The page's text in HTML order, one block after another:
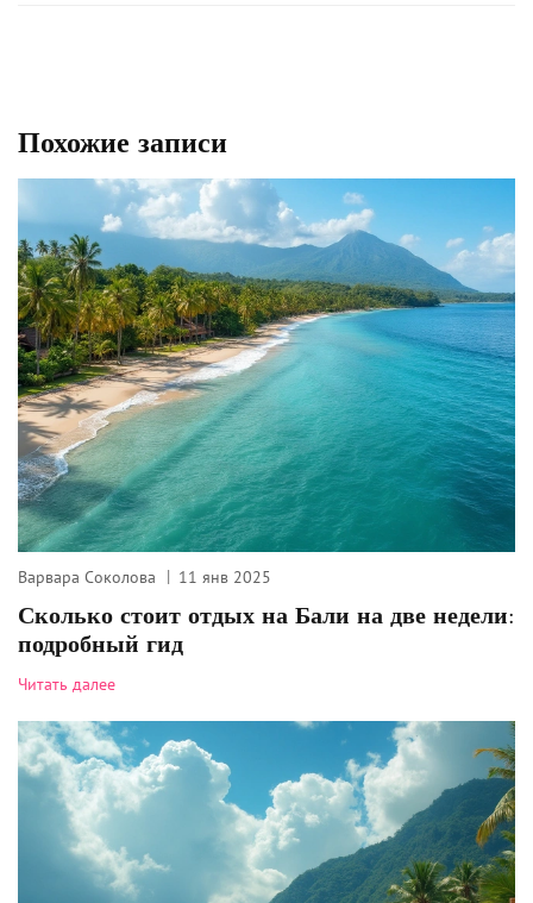
Похожие записи
Варвара Соколова 11 янв 2025
Сколько стоит отдых на Бали на две недели:
подробный гид
Читать далее